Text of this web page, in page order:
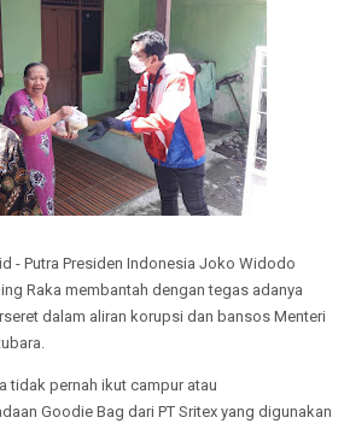
- Putra Presiden Indonesia Joko Widodo
Raka membantah dengan tegas adanya
dalam aliran korupsi dan bansos Menteri
tidak pernah ikut campur atau
Goodie Bag dari PT Sritex yang digunakan